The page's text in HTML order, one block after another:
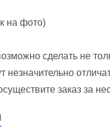
на фото)
сделать не
незначительно
заказ за